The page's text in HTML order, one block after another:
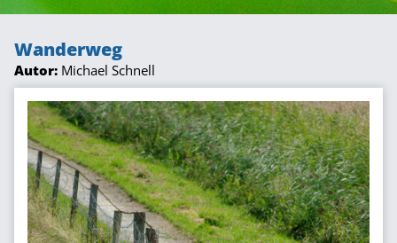
Wanderweg
Autor: Michael Schnell